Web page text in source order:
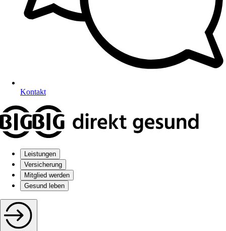
Kontakt
Leistungen
Versicherung
Mitglied werden
Gesund leben